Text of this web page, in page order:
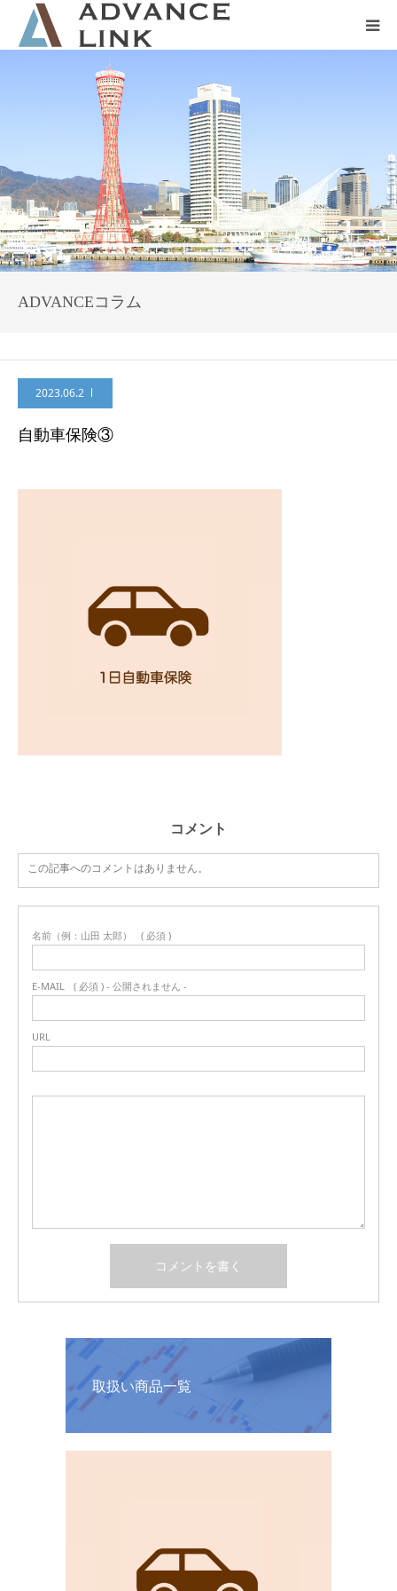
ADVANCEコラム
2023.06.2
自動車保険③
コメント
この記事へのコメントはありません。
名前（例：山田 太郎） ( 必須 )
E-MAIL ( 必須 ) - 公開されません -
URL
取扱い商品一覧
会社概要
ネット保険
事業保険